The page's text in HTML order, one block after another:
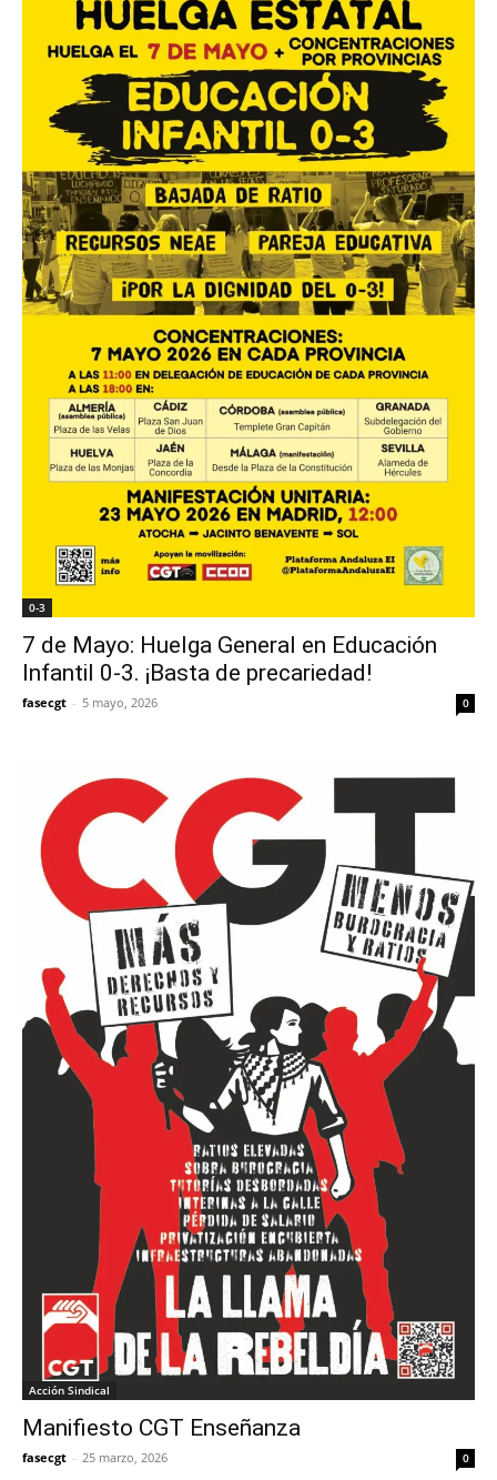
0-3
7 de Mayo: Huelga General en Educación
Infantil 0-3. ¡Basta de precariedad!
fasecgt - 5 mayo, 2026 0
Acción Sindical
Manifiesto CGT Enseñanza
fasecgt - 25 marzo, 2026 0